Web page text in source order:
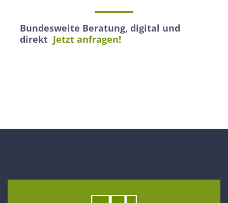
Bundesweite Beratung, digital und
direkt Jetzt anfragen!